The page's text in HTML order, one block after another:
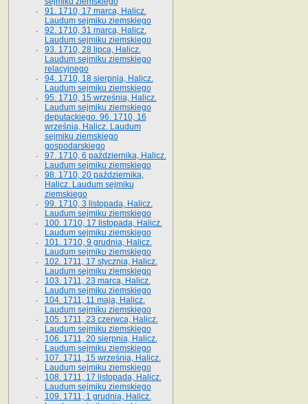
91. 1710, 17 marca, Halicz.
Laudum sejmiku ziemskiego
92. 1710, 31 marca, Halicz.
Laudum sejmiku ziemskiego
93. 1710, 28 lipca, Halicz.
Laudum sejmiku ziemskiego
relacyjnego
94. 1710, 18 sierpnia, Halicz.
Laudum sejmiku ziemskiego
95. 1710, 15 września, Halicz.
Laudum sejmiku ziemskiego
deputackiego. 96. 1710, 16
września, Halicz. Laudum
sejmiku ziemskiego
gospodarskiego
97. 1710, 6 października, Halicz.
Laudum sejmiku ziemskiego
98. 1710, 20 października,
Halicz. Laudum sejmiku
ziemskiego
99. 1710, 3 listopada, Halicz.
Laudum sejmiku ziemskiego
100. 1710, 17 listopada, Halicz.
Laudum sejmiku ziemskiego
101. 1710, 9 grudnia, Halicz.
Laudum sejmiku ziemskiego
102. 1711, 17 stycznia, Halicz.
Laudum sejmiku ziemskiego
103. 1711, 23 marca, Halicz.
Laudum sejmiku ziemskiego
104. 1711, 11 maja, Halicz.
Laudum sejmiku ziemskiego
105. 1711, 23 czerwca, Halicz.
Laudum sejmiku ziemskiego
106. 1711, 20 sierpnia, Halicz.
Laudum sejmiku ziemskiego
107. 1711, 15 września, Halicz.
Laudum sejmiku ziemskiego
108. 1711, 17 listopada, Halicz.
Laudum sejmiku ziemskiego
109. 1711, 1 grudnia, Halicz.